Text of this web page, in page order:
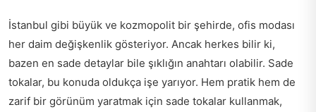
İstanbul gibi büyük ve kozmopolit bir şehirde, ofis modası
her daim değişkenlik gösteriyor. Ancak herkes bilir ki,
bazen en sade detaylar bile şıklığın anahtarı olabilir. Sade
tokalar, bu konuda oldukça işe yarıyor. Hem pratik hem de
zarif bir görünüm yaratmak için sade tokalar kullanmak,